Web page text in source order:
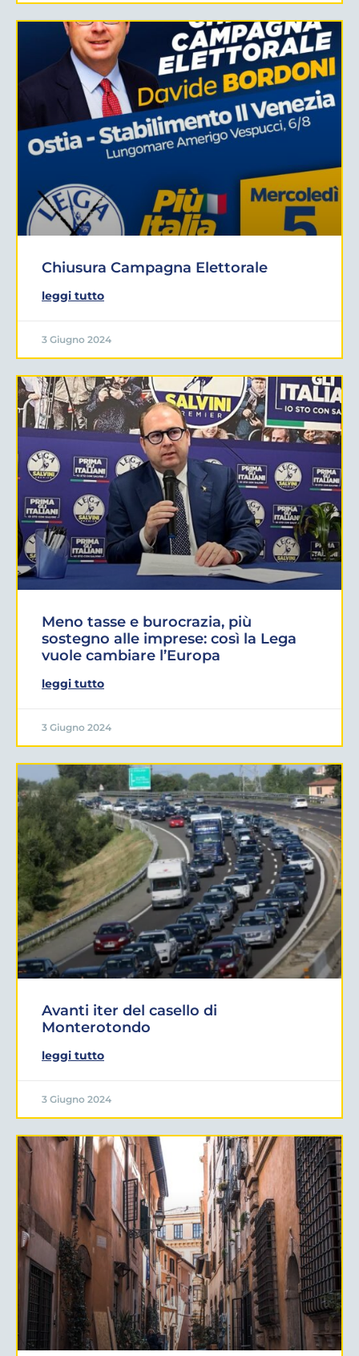
Chiusura Campagna Elettorale
leggi tutto
3 Giugno 2024
Meno tasse e burocrazia, più
sostegno alle imprese: così la Lega
vuole cambiare l’Europa
leggi tutto
3 Giugno 2024
Avanti iter del casello di
Monterotondo
leggi tutto
3 Giugno 2024